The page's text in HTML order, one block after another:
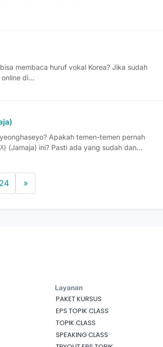
membaca huruf vokal Korea? Jika sudah
di...
Apakah temen-temen pernah
(Jamaja) ini? Pasti ada yang sudah dan...
24 »
Layanan
PAKET KURSUS
EPS TOPIK CLASS
TOPIK CLASS
SPEAKING CLASS